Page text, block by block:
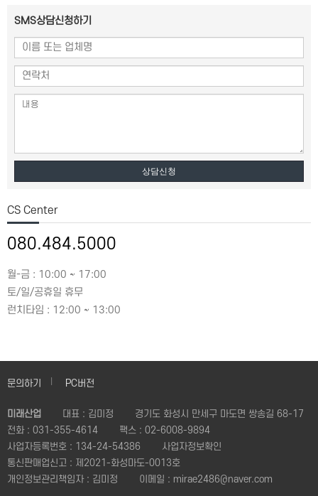
SMS상담신청하기
상담신청
CS Center
080.484.5000
월-금 : 10:00 ~ 17:00
토/일/공휴일 휴무
런치타임 : 12:00 ~ 13:00
문의하기 PC버전
미래산업 대표 : 김미정
경기도 화성시 만세구 마도면 쌍송길 68-17
전화 : 031-355-4614 팩스 : 02-6008-9894
사업자등록번호 : 134-24-54386
사업자정보확인
통신판매업신고 : 제2021-화성마도-0013호
개인정보관리책임자 : 김미정
이메일 : mirae2486@naver.com